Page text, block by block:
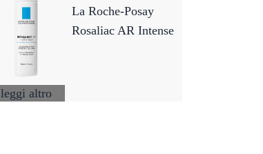
La Roche-Posay
Rosaliac AR Intense
leggi altro